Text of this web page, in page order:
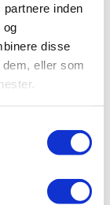
inden
og
disse
eller som